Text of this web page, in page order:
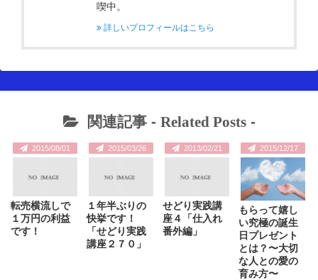
喫中。
詳しいプロフィールはこちら
関連記事 - Related Posts-
2015/08/01
転売横流しで
１万円の利益
です！
2015/03/26
１年半ぶりの
快挙です！
「せどり実践
講座２７０」
2013/02/21
せどり実践講
座４「仕入れ
番外編」
2015/12/17
もらって嬉し
い究極の誕生
日プレゼント
とは？〜大切
な人との愛の
育み方〜